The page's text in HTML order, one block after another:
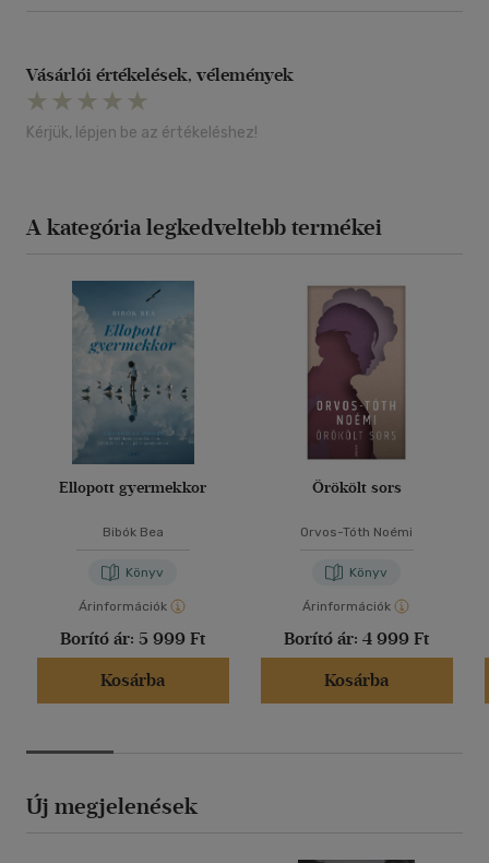
Vásárlói értékelések, vélemények
Kérjük, lépjen be az értékeléshez!
A kategória legkedveltebb termékei
Ellopott gyermekkor
Bibók Bea
Könyv
Árinformációk
Borító ár: 5 999 Ft
Kosárba
Örökölt sors
Orvos-Tóth Noémi
Könyv
Árinformációk
Borító ár: 4 999 Ft
Kosárba
Új megjelenések